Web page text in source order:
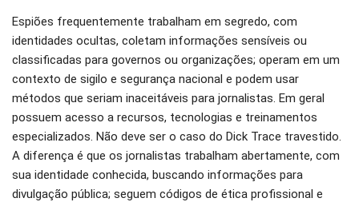
Espiões frequentemente trabalham em segredo, com
identidades ocultas, coletam informações sensíveis ou
classificadas para governos ou organizações; operam em um
contexto de sigilo e segurança nacional e podem usar
métodos que seriam inaceitáveis para jornalistas. Em geral
possuem acesso a recursos, tecnologias e treinamentos
especializados. Não deve ser o caso do Dick Trace travestido.
A diferença é que os jornalistas trabalham abertamente, com
sua identidade conhecida, buscando informações para
divulgação pública; seguem códigos de ética profissional e